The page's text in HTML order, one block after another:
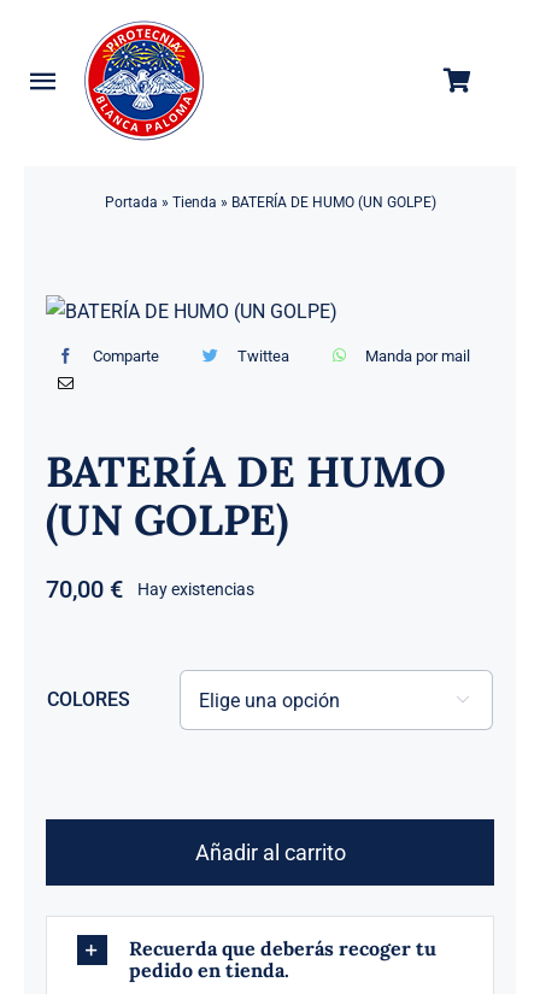
contenido
Toggle
Navigation
Empresa
Contacto
Portada » Tienda » BATERÍA DE HUMO (UN GOLPE)
Comparte Twittea Manda por mail
BATERÍA DE HUMO
(UN GOLPE)
70,00 € Hay existencias
COLORES 
DE
GOLPE)
cantidad
Añadir al carrito
Recuerda que deberás recoger tu
pedido en tienda.